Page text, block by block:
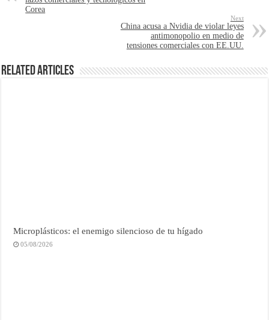
Corea
Next
China acusa a Nvidia de violar leyes
antimonopolio en medio de
tensiones comerciales con EE.UU.
Related Articles
Microplásticos: el enemigo silencioso de tu hígado
05/08/2026